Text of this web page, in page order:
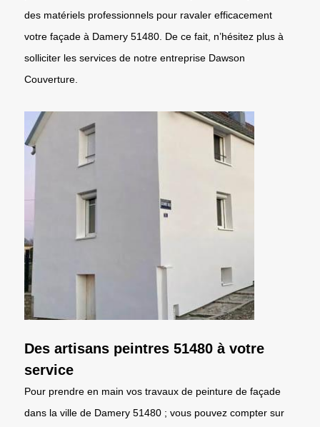
des matériels professionnels pour ravaler efficacement
votre façade à Damery 51480. De ce fait, n’hésitez plus à
solliciter les services de notre entreprise Dawson
Couverture.
Des artisans peintres 51480 à votre
service
Pour prendre en main vos travaux de peinture de façade
dans la ville de Damery 51480 ; vous pouvez compter sur